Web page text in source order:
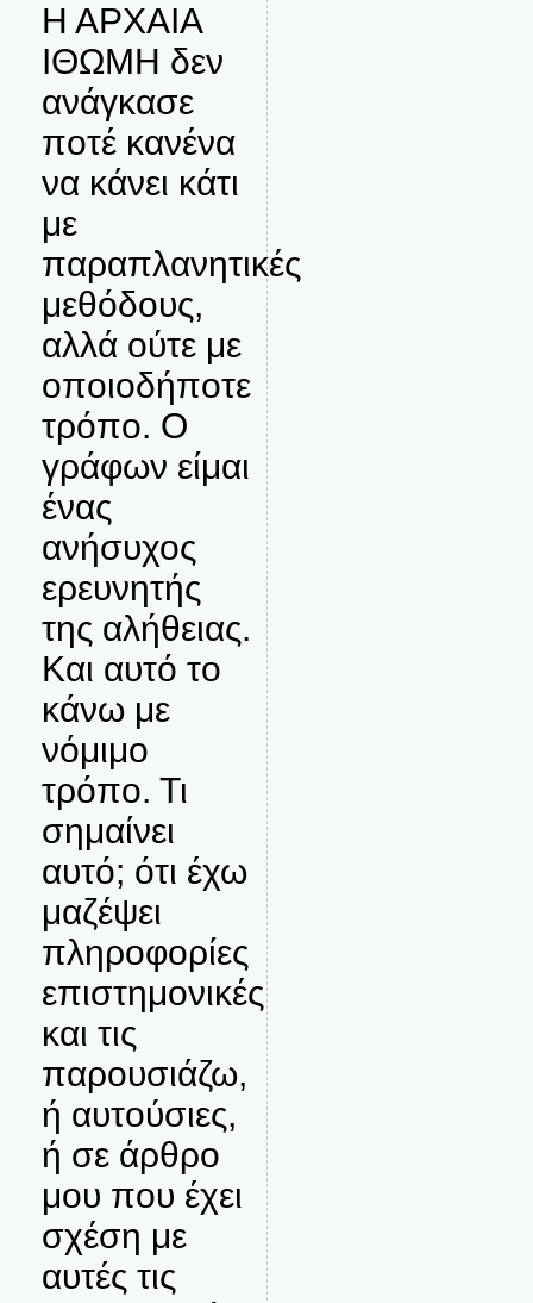
Η ΑΡΧΑΙΑ
ΙΘΩΜΗ δεν
ανάγκασε
ποτέ κανένα
να κάνει κάτι
με
παραπλανητικές
μεθόδους,
αλλά ούτε με
οποιοδήποτε
τρόπο. Ο
γράφων είμαι
ένας
ανήσυχος
ερευνητής
της αλήθειας.
Και αυτό το
κάνω με
νόμιμο
τρόπο. Τι
σημαίνει
αυτό; ότι έχω
μαζέψει
πληροφορίες
επιστημονικές
και τις
παρουσιάζω,
ή αυτούσιες,
ή σε άρθρο
μου που έχει
σχέση με
αυτές τις